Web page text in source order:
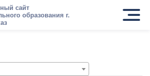
сайт
образования г.